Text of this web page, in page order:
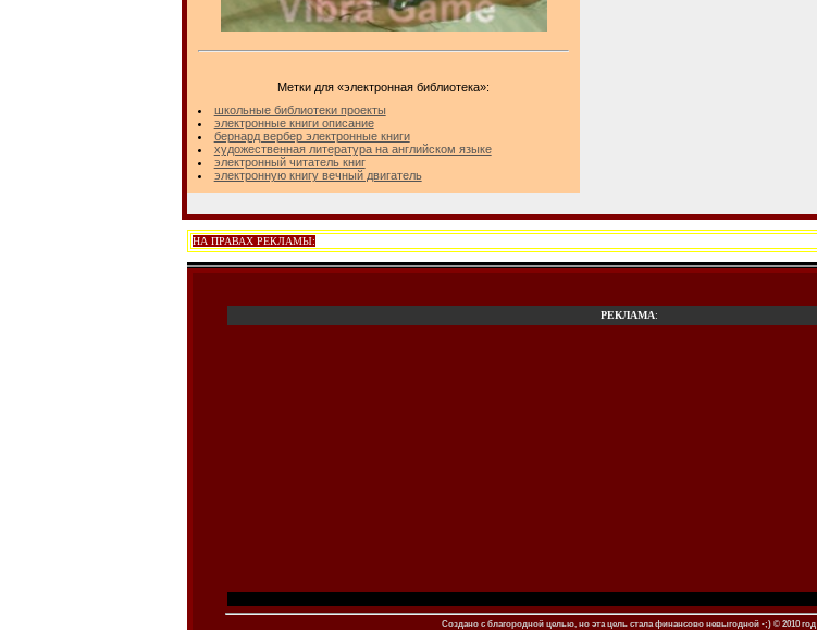
Метки для «электронная библиотека»:
школьные библиотеки проекты
электронные книги описание
бернард вербер электронные книги
художественная литература на английском языке
электронный читатель книг
электронную книгу вечный двигатель
НА ПРАВАХ РЕКЛАМЫ:
РЕКЛАМА:
Создано c благородной целью, но эта цель стала финансово невыгодной -;) © 2010 год